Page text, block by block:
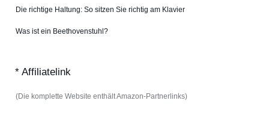
Die richtige Haltung: So sitzen Sie richtig am Klavier
Was ist ein Beethovenstuhl?
* Affiliatelink
(Die komplette Website enthält Amazon-Partnerlinks)